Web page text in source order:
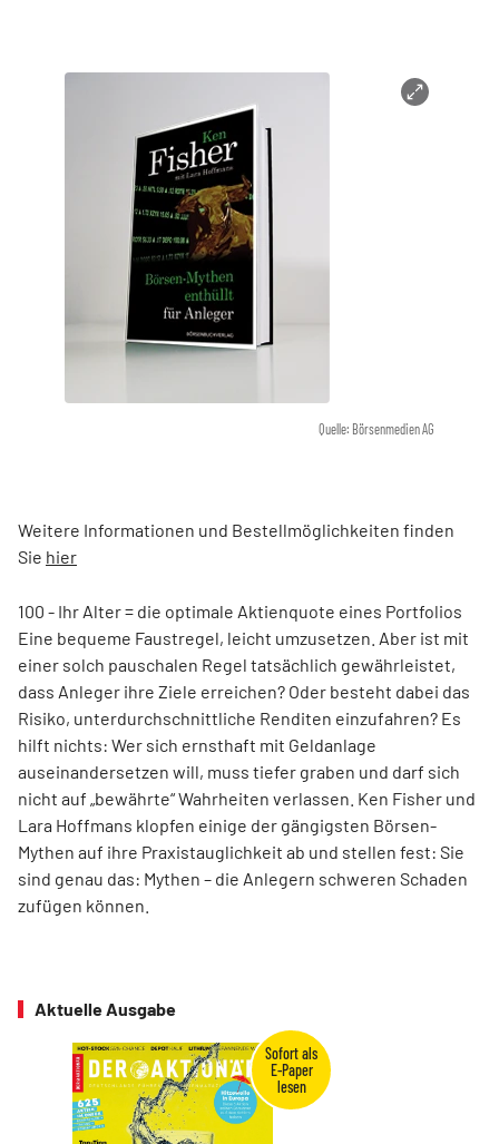
Quelle: Börsenmedien AG
Weitere Informationen und Bestellmöglichkeiten finden
Sie hier
100 - Ihr Alter = die optimale Aktienquote eines Portfolios
Eine bequeme Faustregel, leicht umzusetzen. Aber ist mit
einer solch pauschalen Regel tatsächlich gewährleistet,
dass Anleger ihre Ziele erreichen? Oder besteht dabei das
Risiko, unterdurchschnittliche Renditen einzufahren? Es
hilft nichts: Wer sich ernsthaft mit Geldanlage
auseinandersetzen will, muss tiefer graben und darf sich
nicht auf „bewährte“ Wahrheiten verlassen. Ken Fisher und
Lara Hoffmans klopfen einige der gängigsten Börsen-
Mythen auf ihre Praxistauglichkeit ab und stellen fest: Sie
sind genau das: Mythen – die Anlegern schweren Schaden
zufügen können.
Aktuelle Ausgabe